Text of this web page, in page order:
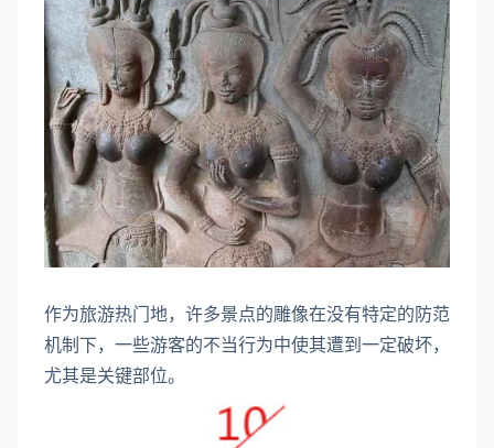
作为旅游热门地，许多景点的雕像在没有特定的防范
机制下，一些游客的不当行为中使其遭到一定破坏，
尤其是关键部位。